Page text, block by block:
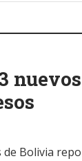
Bolivia